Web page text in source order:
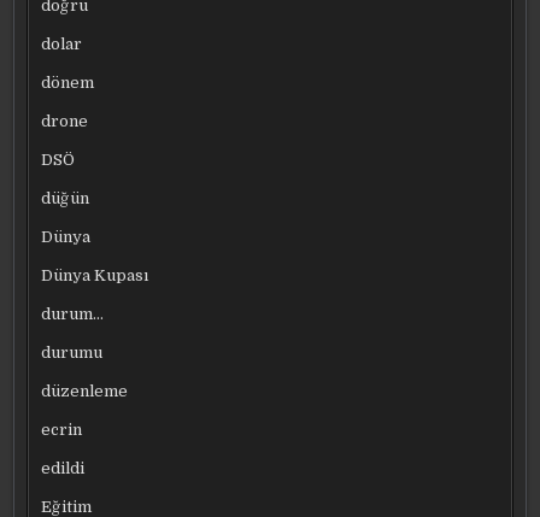
doğru
dolar
dönem
drone
DSÖ
düğün
Dünya
Dünya Kupası
durum…
durumu
düzenleme
ecrin
edildi
Eğitim